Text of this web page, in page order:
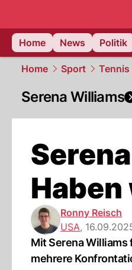
Home
News Politik
Home Sport Tennis
Serena Williams
Ronny Reisch
USA,
Mit Serena
mehrere